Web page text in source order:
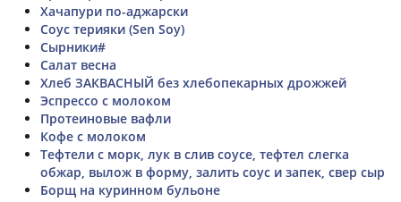
Хачапури по-аджарски
Соус терияки (Sen Soy)
Сырники#
Салат весна
Хлеб ЗАКВАСНЫЙ без хлебопекарных дрожжей
Эспрессо с молоком
Протеиновые вафли
Кофе с молоком
Тефтели с морк, лук в слив соусе, тефтел слегка
обжар, вылож в форму, залить соус и запек, свер сыр
Борщ на куринном бульоне